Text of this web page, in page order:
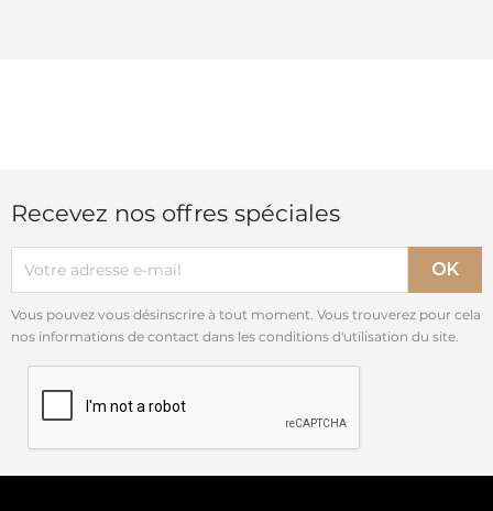
Recevez nos offres spéciales
Vous pouvez vous désinscrire à tout moment. Vous trouverez pour cela
nos informations de contact dans les conditions d'utilisation du site.